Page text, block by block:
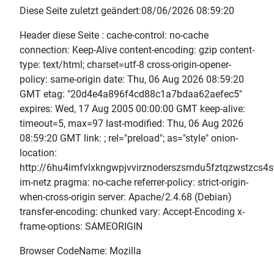
Diese Seite zuletzt geändert:08/06/2026 08:59:20
Header diese Seite : cache-control: no-cache
connection: Keep-Alive content-encoding: gzip content-
type: text/html; charset=utf-8 cross-origin-opener-
policy: same-origin date: Thu, 06 Aug 2026 08:59:20
GMT etag: "20d4e4a896f4cd88c1a7bdaa62aefec5"
expires: Wed, 17 Aug 2005 00:00:00 GMT keep-alive:
timeout=5, max=97 last-modified: Thu, 06 Aug 2026
08:59:20 GMT link: ; rel="preload"; as="style" onion-
location:
http://
im-netz pragma: no-cache referrer-policy: strict-origin-
when-cross-origin server: Apache/2.4.68 (Debian)
transfer-encoding: chunked vary: Accept-Encoding x-
frame-options: SAMEORIGIN
Browser CodeName: Mozilla